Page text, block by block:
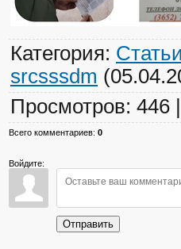
Категория:
srcsssdm
Просмотров: 446
Всего комментариев: 0
Войдите:
Отправить